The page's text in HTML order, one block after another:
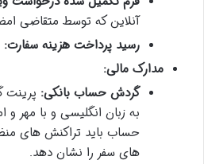
آنلاین که توسط متقاضی
رسید پرداخت هزینه سفارت:
مدارک مالی:
گردش حساب بانکی:
به زبان انگلیسی و با مهر
حساب باید تراکنش های
های سفر را نشان دهد.